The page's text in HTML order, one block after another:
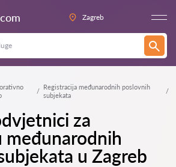
Zagreb
Registracija međunarodnih poslovnih
subjekata
za
međunarodnih
u Zagreb